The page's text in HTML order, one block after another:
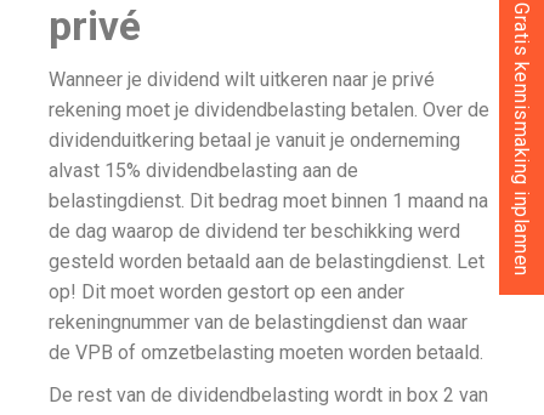
privé
Wanneer je dividend wilt uitkeren naar je privé
rekening moet je dividendbelasting betalen. Over de
dividenduitkering betaal je vanuit je onderneming
alvast 15% dividendbelasting aan de
belastingdienst. Dit bedrag moet binnen 1 maand na
de dag waarop de dividend ter beschikking werd
gesteld worden betaald aan de belastingdienst. Let
op! Dit moet worden gestort op een ander
rekeningnummer van de belastingdienst dan waar
de VPB of omzetbelasting moeten worden betaald.
De rest van de dividendbelasting wordt in box 2 van
Gratis kennismaking inplannen